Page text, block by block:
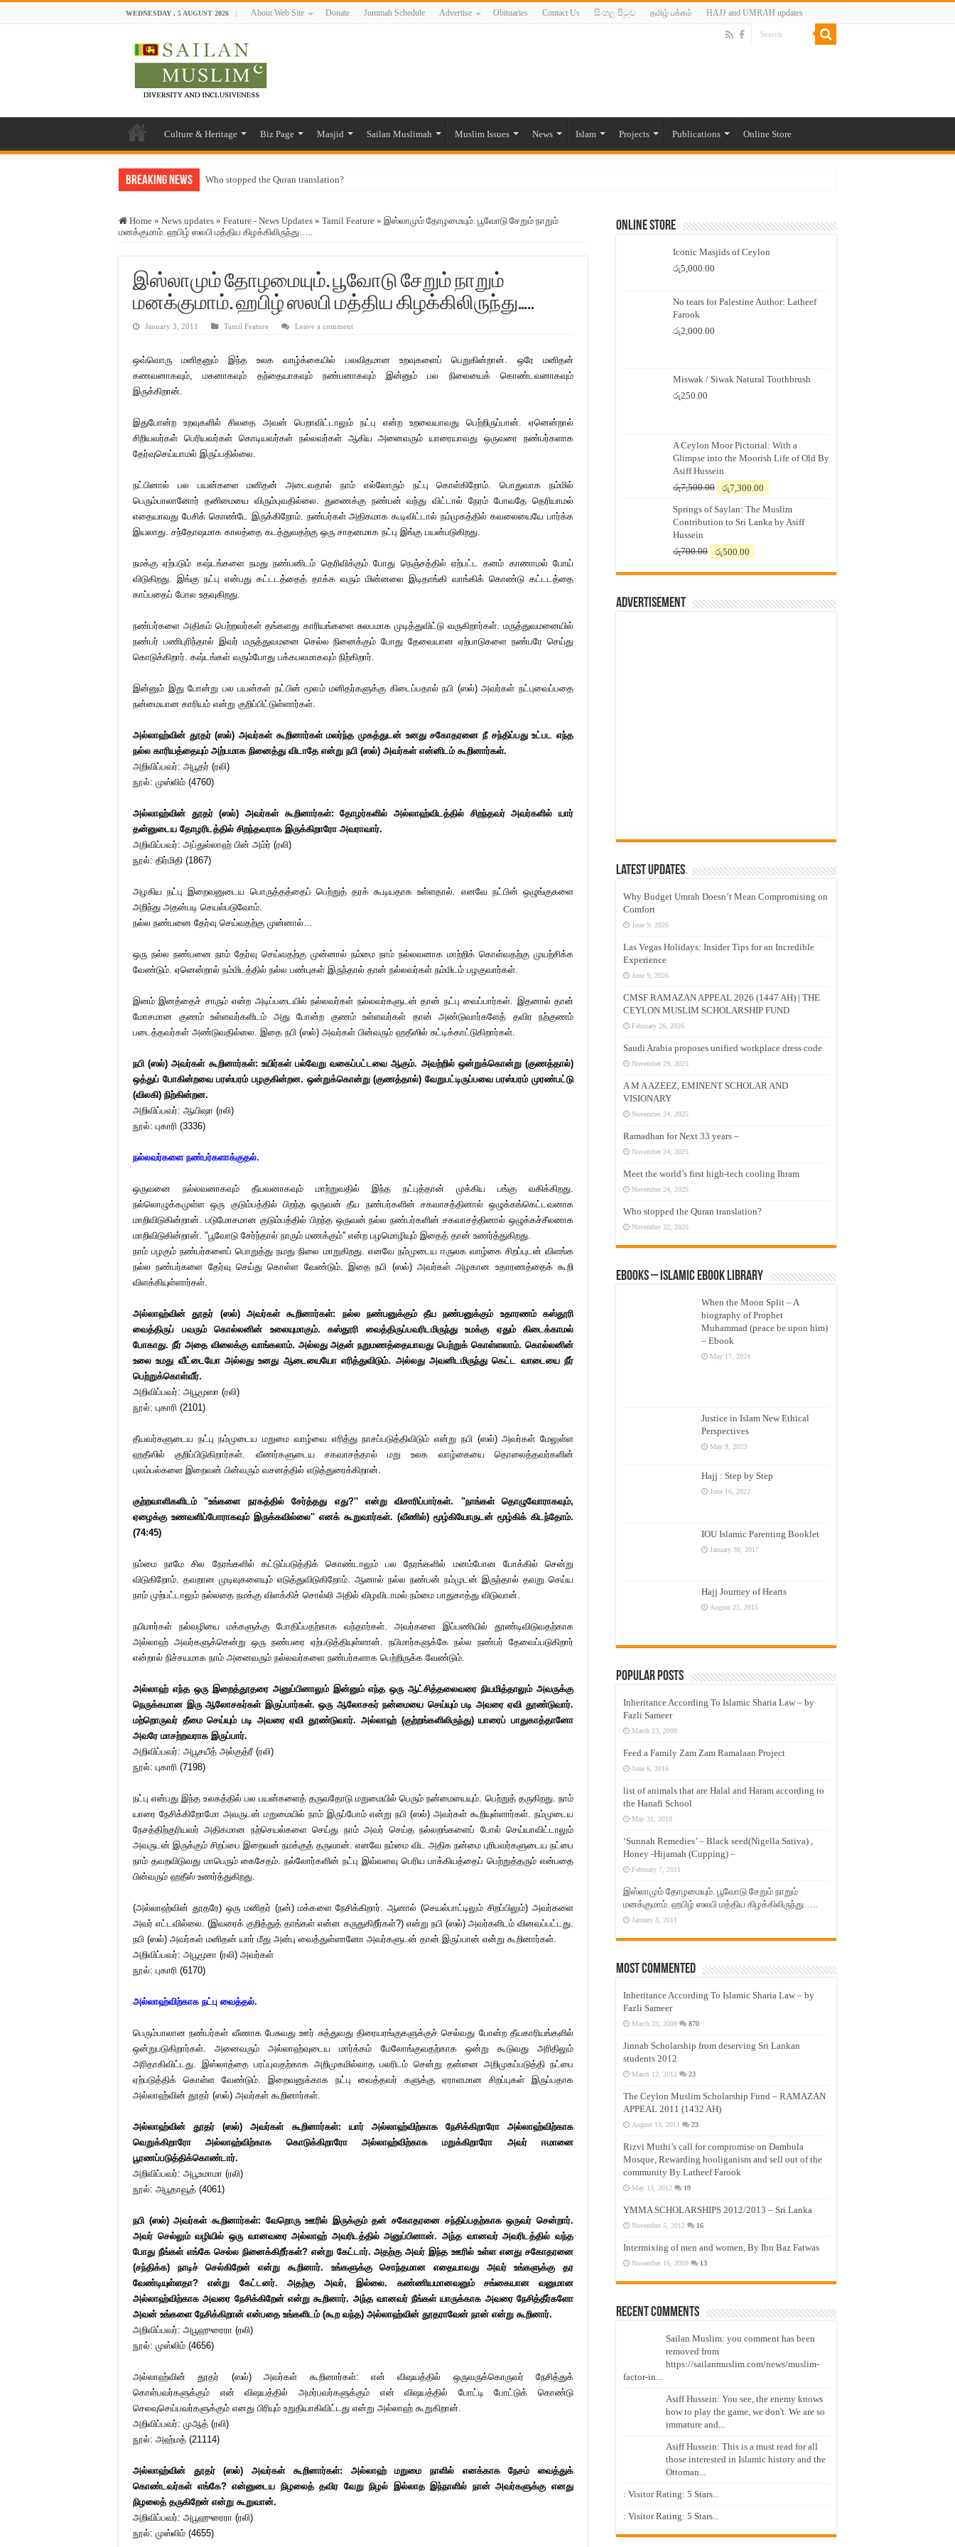
WEDNESDAY , 5 AUGUST 2026 About Web Site Donate Jummah Schedule Advertise Obituaries Contact Us සිංහල පිටුව தமிழ் பக்கம் HAJJ and UMRAH updates
Culture & Heritage Biz Page Masjid Sailan Muslimah Muslim Issues News Islam Projects Publications Online Store
Breaking News Who stopped the Quran translation?
“Oddamavadi” – Reveals Sri Lankan Muslims’ plight amid pandemic
Exploitation Of Desperate Hajj Pilgrims By Some Deceitful Hajj Agents By MYM Siddeek –
Home » News updates » Feature - News Updates » Tamil Feature » இஸ்லாமும் தோழமையும். பூவோடு சேறும் நாறும்
மனக்குமாம். ஹபிழ் ஸலபி மத்திய கிழக்கிலிருந்து…..
இஸ்லாமும் தோழமையும். பூவோடு சேறும் நாறும்
மனக்குமாம். ஹபிழ் ஸலபி மத்திய கிழக்கிலிருந்து…..
January 3, 2011 Tamil Feature Leave a comment
ஒவ்வொரு மனிதனும் இந்த உலக வாழ்க்கையில் பலவிதமான உறவுகளைப் பெறுகின்றான். ஒரே மனிதன்
கணவனாகவும், மகனாகவும் தந்தையாகவும் நண்பனாகவும் இன்னும் பல நிலையைக் கொண்டவனாகவும்
இருக்கிறான்.
இதுபோன்ற உறவுகளில் சிலதை அவன் பெறாவிட்டாலும் நட்பு என்ற உறவையாவது பெற்றிருப்பான். ஏனென்றால்
சிறியவர்கள் பெரியவர்கள் கொடியவர்கள் நல்லவர்கள் ஆகிய அனைவரும் யாரையாவது ஒருவரை நண்பர்களாக
தேர்வுசெய்யாமல் இருப்பதில்லை.
நட்பினால் பல பயன்களை மனிதன் அடைவதால் நாம் எல்லோரும் நட்பு கொள்கிறோம். பொதுவாக நம்மில்
பெரும்பாலானோர் தனிமையை விரும்புவதில்லை. துணைக்கு நண்பன் வந்து விட்டால் நேரம் போவதே தெரியாமல்
எதையாவது பேசிக் கொண்டே இருக்கிறோம். நண்பர்கள் அதிகமாக கூடிவிட்டால் நம்முகத்தில் கவலையையே பார்க்க
இயலாது. சந்தோஷமாக காலத்தை கடத்துவதற்கு ஒரு சாதனமாக நட்பு இங்கு பயன்படுகிறது.
நமக்கு ஏற்படும் கஷ்டங்களை நமது நண்பனிடம் தெரிவிக்கும் போது நெஞ்சத்தில் ஏற்பட்ட கனம் காணாமல் போய்
விடுகிறது. இங்கு நட்பு என்பது கட்டடத்தைத் தாக்க வரும் மின்னலை இடிதாங்கி வாங்கிக் கொண்டு கட்டடத்தை
காப்பதைப் போல உதவுகிறது.
நண்பர்களை அதிகம் பெற்றவர்கள் தங்களது காரியங்களை சுலபமாக முடித்துவிட்டு வருகிறார்கள். மருத்துவமனையில்
நண்பர் பணிபுரிந்தால் இவர் மருத்துவமனை செல்ல நினைக்கும் போது தேவையான ஏற்பாடுகளை நண்பரே செய்து
கொடுக்கிறார். கஷ்டங்கள் வரும்போது பக்கபலமாகவும் நிற்கிறார்.
இன்னும் இது போன்று பல பயன்கள் நட்பின் மூலம் மனிதர்களுக்கு கிடைப்பதால் நபி (ஸல்) அவர்கள் நட்புவைப்பதை
நன்மையான காரியம் என்று குறிப்பிட்டுள்ளார்கள்.
அல்லாஹ்வின் தூதர் (ஸல்) அவர்கள் கூறினார்கள் மலர்ந்த முகத்துடன் உனது சகோதரனை நீ சந்திப்பது உட்பட எந்த
நல்ல காரியத்தையும் அற்பமாக நினைத்து விடாதே என்று நபி (ஸல்) அவர்கள் என்னிடம் கூறினார்கள்.
அறிவிப்பவர்: அபூதர் (ரலி)
நூல்: முஸ்லிம் (4760)
அல்லாஹ்வின் தூதர் (ஸல்) அவர்கள் கூறினார்கள்: தோழர்களில் அல்லாஹ்விடத்தில் சிறந்தவர் அவர்களில் யார்
தன்னுடைய தோழரிடத்தில் சிறந்தவராக இருக்கிறாரோ அவராவார்.
அறிவிப்பவர்: அப்துல்லாஹ் பின் அம்ர் (ரலி)
நூல்: திர்மிதி (1867)
அழகிய நட்பு இறைவனுடைய பொருத்தத்தைப் பெற்றுத் தரக் கூடியதாக உள்ளதால். எனவே நட்பின் ஒழுங்குகளை
அறிந்து அதன்படி செயல்படுவோம்.
நல்ல நண்பனை தேர்வு செய்வதற்கு முன்னால்…
ஒரு நல்ல நண்பனை நாம் தேர்வு செய்வதற்கு முன்னால் நம்மை நாம் நல்லவனாக மாற்றிக் கொள்வதற்கு முயற்சிக்க
வேண்டும். ஏனென்றால் நம்மிடத்தில் நல்ல பண்புகள் இருந்தால் தான் நல்லவர்கள் நம்மிடம் பழகுவார்கள்.
இனம் இனத்தைச் சாரும் என்ற அடிப்படையில் நல்லவர்கள் நல்லவர்களுடன் தான் நட்பு வைப்பார்கள். இதனால் தான்
மோசமான குணம் உள்ளவர்களிடம் அது போன்ற குணம் உள்ளவர்கள் தான் அண்டுவார்களேத் தவிர நற்குணம்
படைத்தவர்கள் அண்டுவதில்லை. இதை நபி (ஸல்) அவர்கள் பின்வரும் ஹதீஸில் சுட்டிக்காட்டுகிறார்கள்.
நபி (ஸல்) அவர்கள் கூறினார்கள்: உயிர்கள் பல்வேறு வகைப்பட்டவை ஆகும். அவற்றில் ஒன்றுக்கொன்று (குணத்தால்)
ஒத்துப் போகின்றவை பரஸ்பரம் பழகுகின்றன. ஒன்றுக்கொன்று (குணத்தால்) வேறுபட்டிருப்பவை பரஸ்பரம் முரண்பட்டு
(விலகி) நிற்கின்றன.
அறிவிப்பவர்: ஆயிஷா (ரலி)
நூல்: புகாரி (3336)
நல்லவர்களை நண்பர்களாக்குதல்.
ஒருவனை நல்லவனாகவும் தீயவனாகவும் மாற்றுவதில் இந்த நட்புத்தான் முக்கிய பங்கு வகிக்கிறது.
நல்லொழுக்கமுள்ள ஒரு குடும்பத்தில் பிறந்த ஒருவன் தீய நண்பர்களின் சகவாசத்தினால் ஒழுக்கங்கெட்டவனாக
மாறிவிடுகின்றான். படுமோசமான குடும்பத்தில் பிறந்த ஒருவன் நல்ல நண்பர்களின் சகவாசத்தினால் ஒழுக்கச்சீலனாக
மாறிவிடுகின்றான். "பூவோடு சேர்ந்தால் நாரும் மணக்கும்'' என்ற பழமொழியும் இதைத் தான் உணர்த்துகிறது.
நாம் பழகும் நண்பர்களைப் பொறுத்து நமது நிலை மாறுகிறது. எனவே நம்முடைய ஈருலக வாழ்கை சிறப்புடன் விளங்க
நல்ல நண்பர்களை தேர்வு செய்து கொள்ள வேண்டும். இதை நபி (ஸல்) அவர்கள் அழகான உதாரணத்தைக் கூறி
விளக்கியுள்ளார்கள்.
அல்லாஹ்வின் தூதர் (ஸல்) அவர்கள் கூறினார்கள்: நல்ல நண்பனுக்கும் தீய நண்பனுக்கும் உதாரணம் கஸ்தூரி
வைத்திருப் பவரும் கொல்லனின் உலையுமாகும். கஸ்தூரி வைத்திருப்பவரிடமிருந்து உமக்கு ஏதும் கிடைக்காமல்
போகாது. நீர் அதை விலைக்கு வாங்கலாம். அல்லது அதன் நறுமணத்தையாவது பெற்றுக் கொள்ளலாம். கொல்லனின்
உலை உமது வீட்டையோ அல்லது உனது ஆடையையோ எரித்துவிடும். அல்லது அவனிடமிருந்து கெட்ட வாடையை நீர்
பெற்றுக்கொள்வீர்.
அறிவிப்பவர்: அபூமூஸா (ரலி)
நூல்: புகாரி (2101)
தீயவர்களுடைய நட்பு நம்முடைய மறுமை வாழ்வை எரித்து நாசப்படுத்திவிடும் என்று நபி (ஸல்) அவர்கள் மேலுள்ள
ஹதீஸில் குறிப்பிடுகிறார்கள். வீணர்களுடைய சகவாசத்தால் மறு உலக வாழ்கையை தொலைத்தவர்களின்
புலம்பல்களை இறைவன் பின்வரும் வசனத்தில் எடுத்துரைக்கிறான்.
குற்றவாளிகளிடம் "உங்களை நரகத்தில் சேர்த்தது எது?'' என்று விசாரிப்பார்கள். "நாங்கள் தொழுவோராகவும்,
ஏழைக்கு உணவளிப்போராகவும் இருக்கவில்லை'' எனக் கூறுவார்கள். (வீணில்) மூழ்கியோருடன் மூழ்கிக் கிடந்தோம்.
(74:45)
நம்மை நாமே சில நேரங்களில் கட்டுப்படுத்திக் கொண்டாலும் பல நேரங்களில் மனம்போன போக்கில் சென்று
விடுகிறோம். தவறான முடிவுகளையும் எடுத்துவிடுகிறோம். ஆனால் நல்ல நண்பன் நம்முடன் இருந்தால் தவறு செய்ய
நாம் முற்பட்டாலும் நல்லதை நமக்கு விளக்கிச் சொல்லி அதில் விழவிடாமல் நம்மை பாதுகாத்து விடுவான்.
நபிமார்கள் நல்வழியை மக்களுக்கு போதிப்பதற்காக வந்தார்கள். அவர்களை இப்பணியில் தூண்டிவிடுவதற்காக
அல்லாஹ் அவர்களுக்கென்று ஒரு நண்பரை ஏற்படுத்தியுள்ளான். நபிமார்களுக்கே நல்ல நண்பர் தேவைப்படுகிறார்
என்றால் நிச்சயமாக நாம் அனைவரும் நல்லவர்களை நண்பர்களாக பெற்றிருக்க வேண்டும்.
அல்லாஹ் எந்த ஒரு இறைத்தூதரை அனுப்பினாலும் இன்னும் எந்த ஒரு ஆட்சித்தலைவரை நியமித்தாலும் அவருக்கு
நெருக்கமான இரு ஆலோசகர்கள் இருப்பார்கள். ஒரு ஆலோசகர் நன்மையை செய்யும் படி அவரை ஏவி தூண்டுவார்.
மற்றொருவர் தீமை செய்யும் படி அவரை ஏவி தூண்டுவார். அல்லாஹ் (குற்றங்களிலிருந்து) யாரைப் பாதுகாத்தானோ
அவரே மாசற்றவராக இருப்பார்.
அறிவிப்பவர்: அபூசயீத் அல்குத்ரீ (ரலி)
நூல்: புகாரி (7198)
நட்பு என்பது இந்த உலகத்தில் பல பயன்களைத் தருவதோடு மறுமையில் பெரும் நன்மையையும். பெற்றுத் தருகிறது. நாம்
யாரை நேசிக்கிறோமோ அவருடன் மறுமையில் நாம் இருப்போம் என்று நபி (ஸல்) அவர்கள் கூறியுள்ளார்கள். நம்முடைய
நேசத்திற்குரியவர் அதிகமான நற்செயல்களை செய்து நாம் அவர் செய்த நல்லறங்களைப் போல் செய்யாவிட்டாலும்
அவருடன் இருக்கும் சிறப்பை இறைவன் நமக்குத் தருவான். எனவே நம்மை விட அதிக நன்மை புரிபவர்களுடைய நட்பை
நாம் தவறவிடுவது மாபெரும் கைசேதம். நல்லோர்களின் நட்பு இவ்வளவு பெரிய பாக்கியத்தைப் பெற்றுத்தரும் என்பதை
பின்வரும் ஹதீஸ் உணர்த்துகிறது.
(அல்லாஹ்வின் தூதரே) ஒரு மனிதர் (நன்) மக்களை நேசிக்கிறார். ஆனால் (செயல்பாட்டிலும் சிறப்பிலும்) அவர்களை
அவர் எட்டவில்லை. (இவரைக் குறித்துத் தாங்கள் என்ன கருதுகிறீர்கள்?) என்று நபி (ஸல்) அவர்களிடம் வினவப்பட்டது.
நபி (ஸல்) அவர்கள் மனிதன் யார் மீது அன்பு வைத்துள்ளானோ அவர்களுடன் தான் இருப்பான் என்று கூறினார்கள்.
அறிவிப்பவர்: அபூமூசா (ரலி) அவர்கள்
நூல்: புகாரி (6170)
அல்லாஹ்விற்காக நட்பு வைத்தல்.
பெரும்பாலான நண்பர்கள் வீணாக பேசுவது ஊர் சுத்துவது திரையரங்குகளுக்குச் செல்வது போன்ற தீயகாரியங்களில்
ஒன்றுபடுகிறார்கள். அனைவரும் அல்லாஹ்வுடைய மார்க்கம் மேலோங்குவதற்காக ஒன்று கூடுவது அரிதிலும்
அரிதாகிவிட்டது. இஸ்லாத்தை பரப்புவதற்காக அறிமுகமில்லாத பலரிடம் சென்று தன்னை அறிமுகப்படுத்தி நட்பை
ஏற்படுத்திக் கொள்ள வேண்டும். இறைவனுக்காக நட்பு வைத்தவர் களுக்கு ஏராளமான சிறப்புகள் இருப்பதாக
அல்லாஹ்வின் தூதர் (ஸல்) அவர்கள் கூறினார்கள்.
அல்லாஹ்வின் தூதர் (ஸல்) அவர்கள் கூறினார்கள்: யார் அல்லாஹ்விற்காக நேசிக்கிறாரோ அல்லாஹ்விற்காக
வெறுக்கிறாரோ அல்லாஹ்விற்காக கொடுக்கிறாரோ அல்லாஹ்விற்காக மறுக்கிறாரோ அவர் ஈமானை
பூரணப்படுத்திக்கொண்டார்.
அறிவிப்பவர்: அபூஉமாமா (ரலி)
நூல்: அபூதாவூத் (4061)
நபி (ஸல்) அவர்கள் கூறினார்கள்: வேறொரு ஊரில் இருக்கும் தன் சகோதரனை சந்திப்பதற்காக ஒருவர் சென்றார்.
அவர் செல்லும் வழியில் ஒரு வானவரை அல்லாஹ் அவரிடத்தில் அனுப்பினான். அந்த வானவர் அவரிடத்தில் வந்த
போது நீங்கள் எங்கே செல்ல நினைக்கிறீர்கள்? என்று கேட்டார். அதற்கு அவர் இந்த ஊரில் உள்ள எனது சகோதரனை
(சந்திக்க) நாடிச் செல்கிறேன் என்று கூறினார். உங்களுக்கு சொந்தமான எதையாவது அவர் உங்களுக்கு தர
வேண்டியுள்ளதா? என்று கேட்டனர். அதற்கு அவர், இல்லை. கண்ணியமானவனும் சங்கையான வனுமான
அல்லாஹ்விற்காக அவரை நேசிக்கிறேன் என்று கூறினார். அந்த வானவர் நீங்கள் யாருக்காக அவரை நேசித்தீர்களோ
அவன் உங்களை நேசிக்கிறான் என்பதை உங்களிடம் (கூற வந்த) அல்லாஹ்வின் தூதராவேன் நான் என்று கூறினார்.
அறிவிப்பவர்: அபூஹுரைரா (ரலி)
நூல்: முஸ்லிம் (4656)
அல்லாஹ்வின் தூதர் (ஸல்) அவர்கள் கூறினார்கள்: என் விஷயத்தில் ஒருவருக்கொருவர் நேசித்துக்
கொள்பவர்களுக்கும் என் விஷயத்தில் அமர்பவர்களுக்கும் என் விஷயத்தில் போட்டி போட்டுக் கொண்டு
செலவுசெய்பவர்களுக்கும் எனது பிரியும் உறுதியாகிவிட்டது என்று அல்லாஹ் கூறுகிறான்.
அறிவிப்பவர்: முஆத் (ரலி)
நூல்: அஹ்மத் (21114)
அல்லாஹ்வின் தூதர் (ஸல்) அவர்கள் கூறினார்கள்: அல்லாஹ் மறுமை நாளில் எனக்காக நேசம் வைத்துக்
கொண்டவர்கள் எங்கே? என்னுடைய நிழலைத் தவிர வேறு நிழல் இல்லாத இந்நாளில் நான் அவர்களுக்கு எனது
நிழலைத் தருகிறேன் என்று கூறுவான்.
அறிவிப்பவர்: அபூஹுரைரா (ரலி)
நூல்: முஸ்லிம் (4655)
Online Store
Iconic Masjids of Ceylon
රු5,000.00
No tears for Palestine Author: Latheef
Farook
රු2,000.00
Miswak / Siwak Natural Toothbrush
රු250.00
A Ceylon Moor Pictorial: With a
Glimpse into the Moorish Life of Old By
Asiff Hussein
රු7,500.00
Original
was:
රු7,500.00.
රු7,300.00
is:
රු7,300.00.
Springs of Saylan: The Muslim
Contribution to Sri Lanka by Asiff
Hussein
රු700.00
Original
was:
රු500.00
is:
Advertisement
Latest Updates
Why Budget Umrah Doesn’t Mean Compromising on
Comfort
June 9, 2026
Las Vegas Holidays: Insider Tips for an Incredible
Experience
June 9, 2026
CMSF RAMAZAN APPEAL 2026 (1447 AH) | THE
CEYLON MUSLIM SCHOLARSHIP FUND
February 26, 2026
Saudi Arabia proposes unified workplace dress code
November 29, 2025
A M A AZEEZ, EMINENT SCHOLAR AND
VISIONARY
November 24, 2025
Ramadhan for Next 33 years –
November 24, 2025
Meet the world’s first high-tech cooling Ihram
November 24, 2025
Who stopped the Quran translation?
November 22, 2025
eBooks – Islamic eBook Library
When the Moon Split – A
biography of Prophet
Muhammad (peace be upon him)
– Ebook
May 17, 2024
Justice in Islam New Ethical
Perspectives
May 9, 2023
Hajj : Step by Step
June 16, 2022
IOU Islamic Parenting Booklet
January 30, 2017
Hajj Journey of Hearts
August 25, 2015
Popular Posts
Inheritance According To Islamic Sharia Law – by
Fazli Sameer
March 23, 2009
Feed a Family Zam Zam Ramalaan Project
June 6, 2016
list of animals that are Halal and Haram according to
the Hanafi School
May 31, 2010
‘Sunnah Remedies’ – Black seed(Nigella Sativa) ,
Honey -Hijamah (Cupping) –
February 7, 2011
இஸ்லாமும் தோழமையும். பூவோடு சேறும் நாறும்
மனக்குமாம். ஹபிழ் ஸலபி மத்திய கிழக்கிலிருந்து…..
January 3, 2011
Most Commented
Inheritance According To Islamic Sharia Law – by
Fazli Sameer
March 23, 2009 870
Jinnah Scholarship from deserving Sri Lankan
students 2012
March 12, 2012 23
The Ceylon Muslim Scholarship Fund – RAMAZAN
APPEAL 2011 (1432 AH)
August 19, 2011 23
Rizvi Muthi’s call for compromise on Dambula
Mosque, Rewarding hooliganism and sell out of the
community By Latheef Farook
May 13, 2012 19
YMMA SCHOLARSHIPS 2012/2013 – Sri Lanka
November 5, 2012 16
Intermixing of men and women, By Ibn Baz Fatwas
November 16, 2009 13
Recent Comments
Sailan Muslim: you comment has been
removed from
https://sailanmuslim.com/news/muslim-
factor-in...
Asiff Hussein: You see, the enemy knows
how to play the game, we don't. We are so
immature and...
Asiff Hussein: This is a must read for all
those interested in Islamic history and the
Ottoman...
: Visitor Rating: 5 Stars...
: Visitor Rating: 5 Stars...